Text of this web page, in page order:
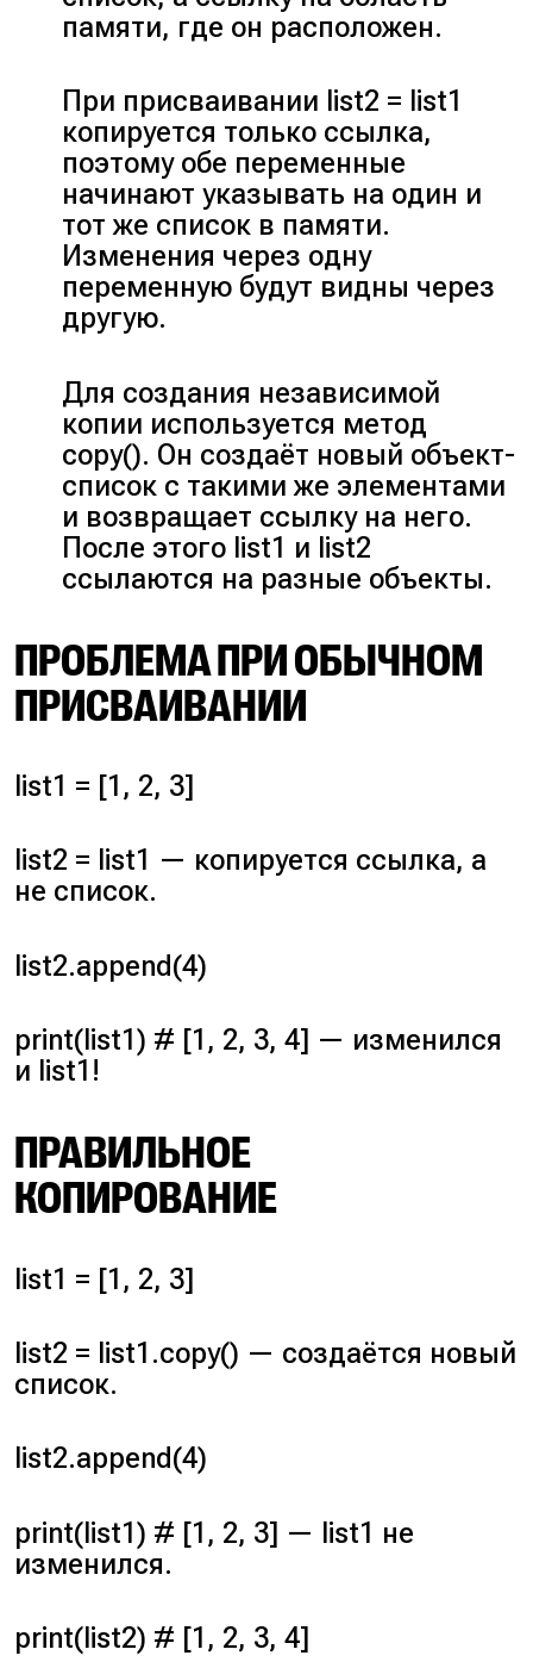
памяти, где он расположен.
При присваивании list2 = list1
копируется только ссылка,
поэтому обе переменные
начинают указывать на один и
тот же список в памяти.
Изменения через одну
переменную будут видны через
другую.
Для создания независимой
копии используется метод
copy(). Он создаёт новый объект-
список с такими же элементами
и возвращает ссылку на него.
После этого list1 и list2
ссылаются на разные объекты.
ПРОБЛЕМА ПРИ ОБЫЧНОМ
ПРИСВАИВАНИИ
list1 = [1, 2, 3]
list2 = list1 — копируется ссылка, а
не список.
list2.append(4)
print(list1) # [1, 2, 3, 4] — изменился
и list1!
ПРАВИЛЬНОЕ
КОПИРОВАНИЕ
list1 = [1, 2, 3]
list2 = list1.copy() — создаётся новый
список.
list2.append(4)
print(list1) # [1, 2, 3] — list1 не
изменился.
print(list2) # [1, 2, 3, 4]